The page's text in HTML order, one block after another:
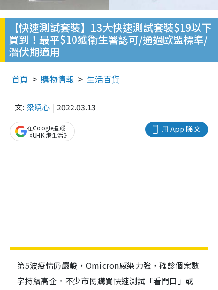
【快速測試套裝】13大快速測試套裝$19以下
買到！最平$10獲衛生署認可/通過歐盟標準/
潛伏期適用
首頁 購物情報 生活百貨
文: 梁穎心 2022.03.13
用 App 睇文
在Google追蹤
《UHK 港生活》
第5波疫情仍嚴峻，Omicron感染力強，確診個案數
字持續高企。不少市民購買快速測試「看門口」或